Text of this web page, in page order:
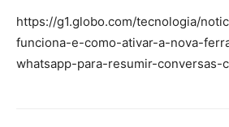
https://g1.globo.com/tecnologia/
funciona-e-como-ativar-a-nova-
whatsapp-para-resumir-conversas-